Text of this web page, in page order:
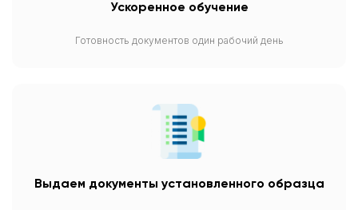
Ускоренное обучение
Готовность документов один рабочий день
Выдаем документы установленного образца